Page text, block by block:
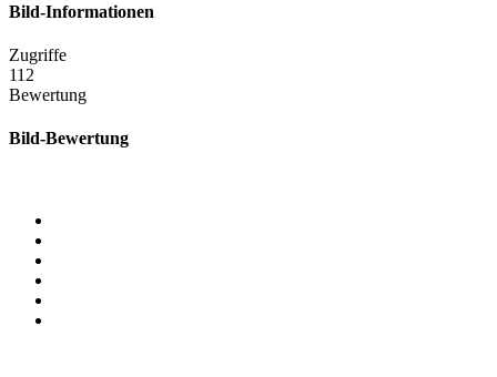
Bild-Informationen
Zugriffe
112
Bewertung
Bild-Bewertung